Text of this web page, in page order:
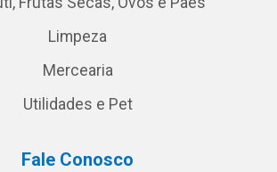
Limpeza
Mercearia
Utilidades e Pet
Fale Conosco